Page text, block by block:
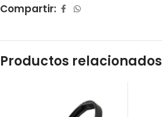
Compartir:
Productos relacionados